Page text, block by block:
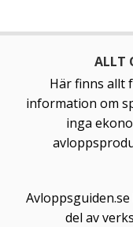
ALLT
Här finns allt
information om
inga
del av